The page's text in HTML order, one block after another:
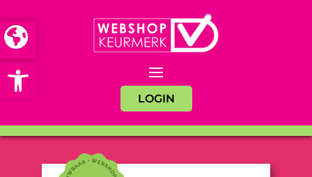
Open toolbar
LOGIN